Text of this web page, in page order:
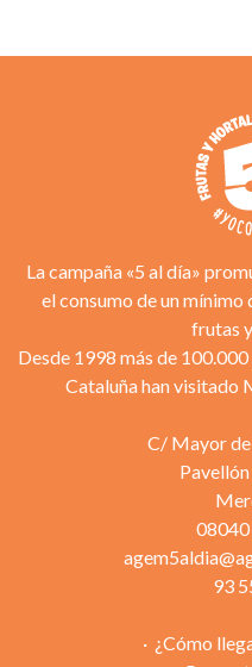
La campaña «5 al día»
el consumo de un
frutas
Desde 1998 más de
Cataluña han visitado
C/ Mayor
93
¿Cómo